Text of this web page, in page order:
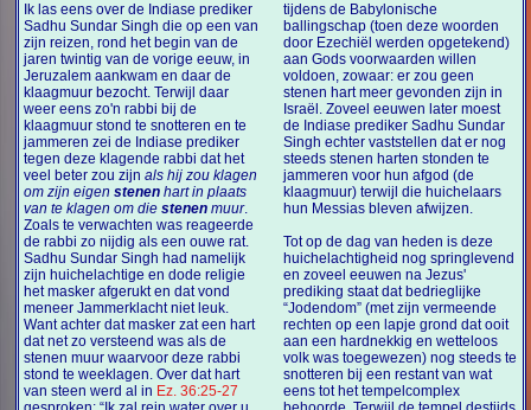
Ik las eens over de Indiase prediker
Sadhu Sundar Singh die op een van
zijn reizen, rond het begin van de
jaren twintig van de vorige eeuw, in
Jeruzalem aankwam en daar de
klaagmuur bezocht. Terwijl daar
weer eens zo'n rabbi bij de
klaagmuur stond te snotteren en te
jammeren zei de Indiase prediker
tegen deze klagende rabbi dat het
veel beter zou zijnals hij zou klagen
om zijn eigenstenen hart in plaats
van te klagen om diestenen muur.
Zoals te verwachten was reageerde
de rabbi zo nijdig als een ouwe rat.
Sadhu Sundar Singh had namelijk
zijn huichelachtige en dode religie
het masker afgerukt en dat vond
meneer Jammerklacht niet leuk.
Want achter dat masker zat een hart
dat net zo versteend was als de
stenen muur waarvoor deze rabbi
stond te weeklagen. Over dat hart
van steen werd al in
Ez. 36:25-27
tijdens de Babylonische
ballingschap (toen deze woorden
door Ezechiël werden opgetekend)
aan Gods voorwaarden willen
voldoen, zowaar: er zou geen
stenen hart meer gevonden zijn in
Israël. Zoveel eeuwen later moest
de Indiase prediker Sadhu Sundar
Singh echter vaststellen dat er nog
steeds stenen harten stonden te
jammeren voor hun afgod (de
klaagmuur) terwijl die huichelaars
hun Messias bleven afwijzen.
Tot op de dag van heden is deze
huichelachtigheid nog springlevend
en zoveel eeuwen na Jezus'
prediking staat dat bedrieglijke
“Jodendom” (met zijn vermeende
rechten op een lapje grond dat ooit
aan een hardnekkig en wetteloos
volk was toegewezen) nog steeds te
snotteren bij een restant van wat
eens tot het tempelcomplex